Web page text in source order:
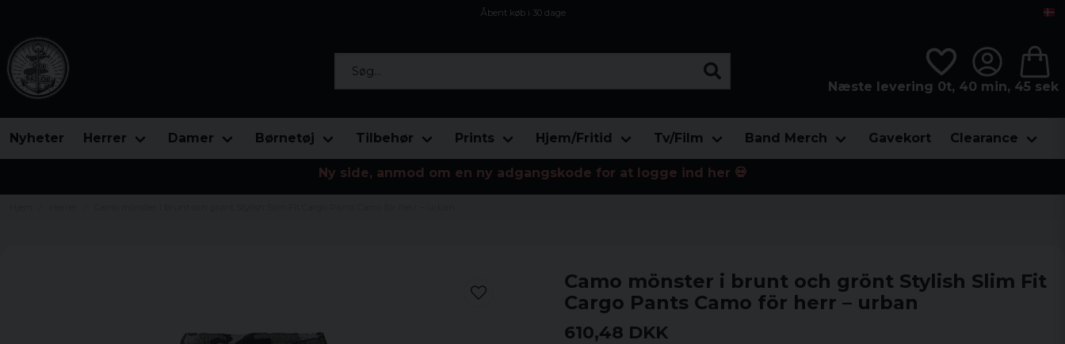
Åbent køb i 30 dage
Næste levering 0t, 40 min, 44 sek
Nyheter Herrer Damer Børnetøj Tilbehør Prints Hjem/Fritid Tv/Film Band Merch Gavekort Clearance
Ny side, anmod om en ny adgangskode for at logge ind her 💀
Camo mönster i brunt och grönt Stylish Slim Fit
Cargo Pants Camo för herr – urban
610,48 DKK